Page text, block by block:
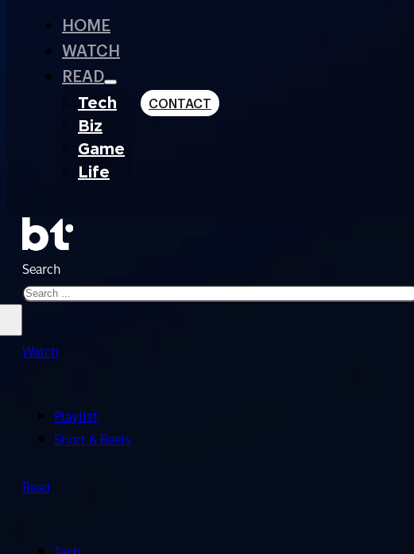
HOME
WATCH
READ
Tech
Biz
Game
Life
CONTACT
Search
Watch
Playlist
Short & Reels
Read